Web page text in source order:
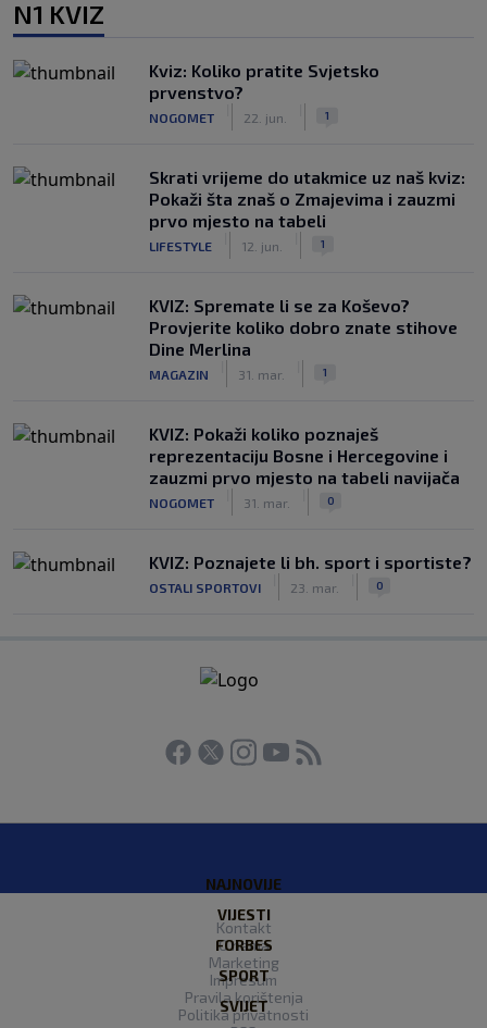
N1 KVIZ
Kviz: Koliko pratite Svjetsko
prvenstvo?
NOGOMET 22. jun. 1
Skrati vrijeme do utakmice uz naš kviz:
Pokaži šta znaš o Zmajevima i zauzmi
prvo mjesto na tabeli
LIFESTYLE 12. jun. 1
KVIZ: Spremate li se za Koševo?
Provjerite koliko dobro znate stihove
Dine Merlina
MAGAZIN 31. mar. 1
KVIZ: Pokaži koliko poznaješ
reprezentaciju Bosne i Hercegovine i
zauzmi prvo mjesto na tabeli navijača
NOGOMET 31. mar. 0
KVIZ: Poznajete li bh. sport i sportiste?
OSTALI SPORTOVI 23. mar. 0
NAJNOVIJE
VIJESTI
FORBES
SPORT
SVIJET
Kontakt
O nama
Marketing
Impresum
Pravila korištenja
Politika privatnosti